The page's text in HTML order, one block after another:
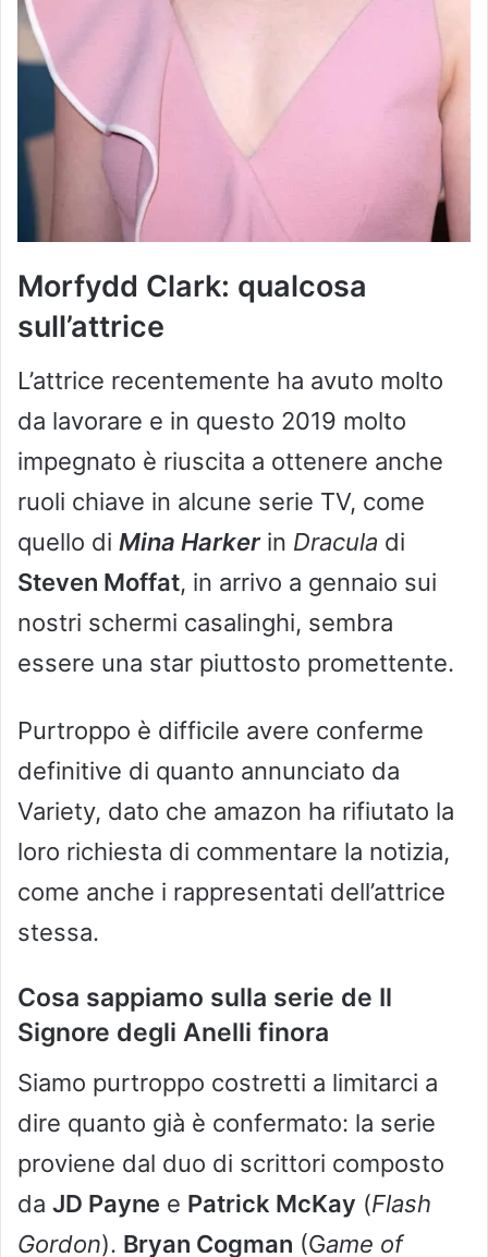
Morfydd Clark: qualcosa
sull’attrice
L’attrice recentemente ha avuto molto
da lavorare e in questo 2019 molto
impegnato è riuscita a ottenere anche
ruoli chiave in alcune serie TV, come
quello di Mina Harkerin Dracula di
Steven Moffat, in arrivo a gennaio sui
nostri schermi casalinghi, sembra
essere una star piuttosto promettente.
Purtroppo è difficile avere conferme
definitive di quanto annunciato da
Variety, dato che amazon ha rifiutato la
loro richiesta di commentare la notizia,
come anche i rappresentati dell’attrice
stessa.
Cosa sappiamo sulla serie de Il
Signore degli Anelli finora
Siamo purtroppo costretti a limitarci a
dire quanto già è confermato: la serie
proviene dal duo di scrittori composto
da JD Payne e Patrick McKay (Flash
Gordon). Bryan Cogman (Game of